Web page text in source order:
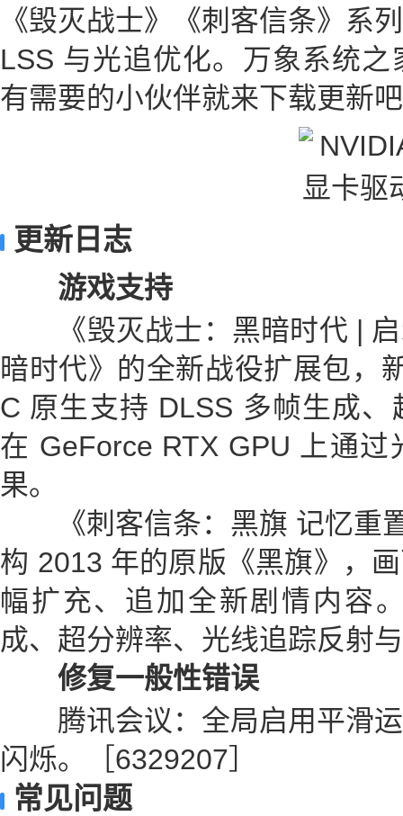
《毁灭战士》《刺客信条》系
LSS 与光追优化。万象系统
有需要的小伙伴就来下载更新
更新日志
游戏支持
《毁灭战士：黑暗时代 | 启
暗时代》的全新战役扩展包，
C 原生支持 DLSS 多帧生成
在 GeForce RTX GPU 上通
果。
《刺客信条：黑旗 记忆重
构 2013 年的原版《黑旗》，
幅扩充、追加全新剧情内容
成、超分辨率、光线追踪反射
修复一般性错误
腾讯会议：全局启用平滑运
闪烁。［6329207］
常见问题